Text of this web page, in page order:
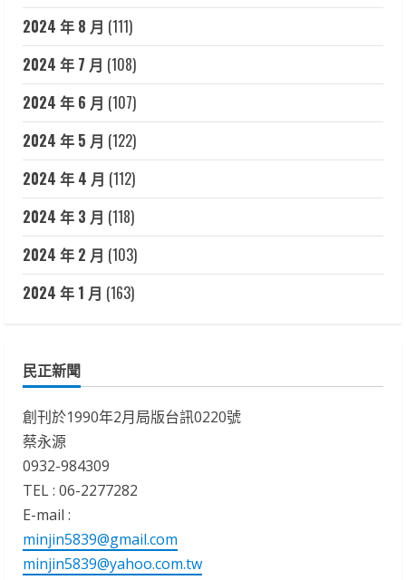
2024 年 8 月 (111)
2024 年 7 月 (108)
2024 年 6 月 (107)
2024 年 5 月 (122)
2024 年 4 月 (112)
2024 年 3 月 (118)
2024 年 2 月 (103)
2024 年 1 月 (163)
民正新聞
創刊於1990年2月局版台訊0220號
蔡永源
0932-984309
TEL : 06-2277282
E-mail :
minjin5839@gmail.com
minjin5839@yahoo.com.tw